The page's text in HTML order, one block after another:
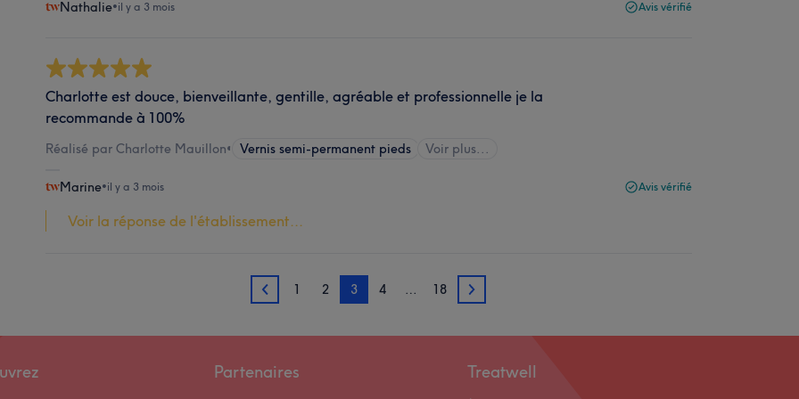
Nathalie•il y a 3 mois Avis vérifié
Charlotte est douce, bienveillante, gentille, agréable et professionnelle je la
recommande à 100%
Réalisé par Charlotte Mauillon• Vernis semi-permanent pieds Voir plus...
Marine•il y a 3 mois Avis vérifié
Voir la réponse de l'établissement...
2 1 2 3 4 … 18 4
Partenaires Treatwell